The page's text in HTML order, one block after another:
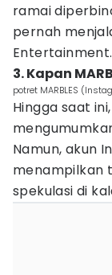
ramai
pernah
Entertainment.
3. Kapan
potret MARBLES
Hingga saat
Namun, akun
menampilkan
spekulasi di